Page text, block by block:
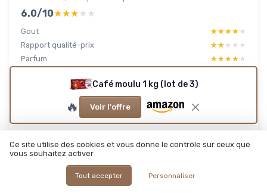
6.0/10★★★★★
★★★★★
Gout ★★★★★
★★★★★
Rapport qualité-prix
★★★★★
★★★★★
Parfum
★★★★★
★★★★★
Lire le test produit complet
Café moulu 1 kg (lot de 3)
🔥 Voir l'offre
Ce site utilise des cookies et vous donne le contrôle sur ceux que
vous souhaitez activer
Tout accepter Personnaliser